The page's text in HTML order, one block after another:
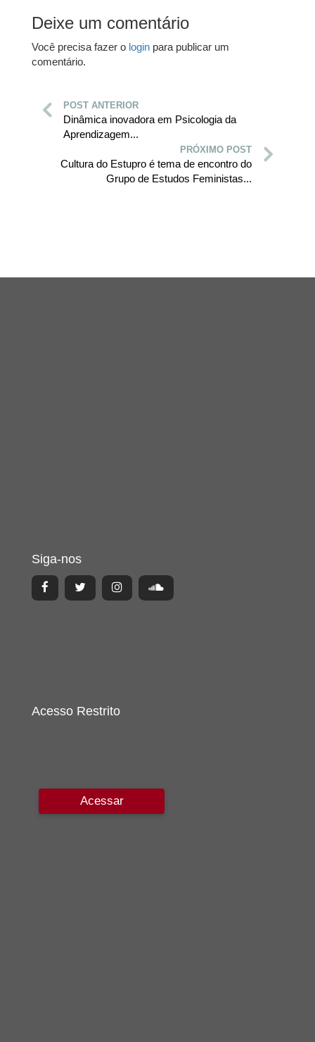
Deixe um comentário
Você precisa fazer o login para publicar um
comentário.
POST ANTERIOR
Dinâmica inovadora em Psicologia da
Aprendizagem...
PRÓXIMO POST
Cultura do Estupro é tema de encontro do
Grupo de Estudos Feministas...
Siga-nos
Acesso Restrito
Acessar